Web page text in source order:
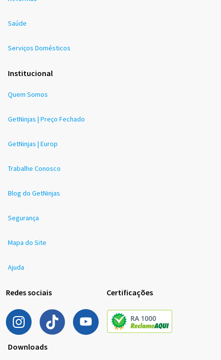
Saúde
Serviços Domésticos
Institucional
Quem Somos
GetNinjas | Preço Fechado
GetNinjas | Europ
Trabalhe Conosco
Blog do GetNinjas
Segurança
Mapa do Site
Ajuda
Redes sociais Certificações
Downloads